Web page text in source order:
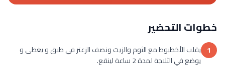
خطوات التحضير
1 يقلب الأخطبوط مع الثوم والزيت ونصف الزعتر في طبق و يغطى و
يوضع في الثلاجة لمدة 2 ساعة لينقع.